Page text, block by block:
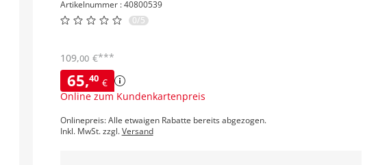
Artikelnummer : 40800539
0/5
65,40 €
Online zum Kundenkartenpreis
109,00 €***
Onlinepreis: Alle etwaigen Rabatte bereits abgezogen.
Inkl. MwSt. zzgl.Versand